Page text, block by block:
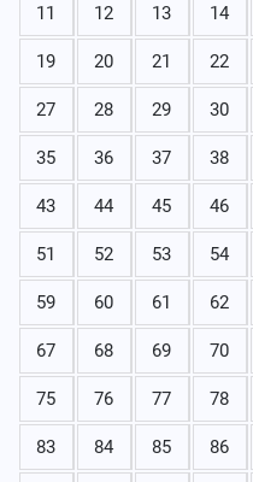
11 12 13 14
19 20 21 22
27 28 29 30
35 36 37 38
43 44 45 46
51 52 53 54
59 60 61 62
67 68 69 70
75 76 77 78
83 84 85 86